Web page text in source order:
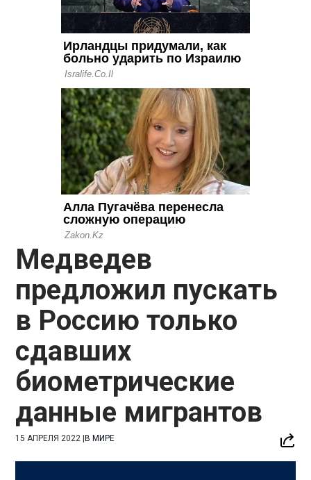
Медведев
предложил пускать
в Россию только
сдавших
биометрические
данные мигрантов
15 АПРЕЛЯ 2022 |В МИРЕ